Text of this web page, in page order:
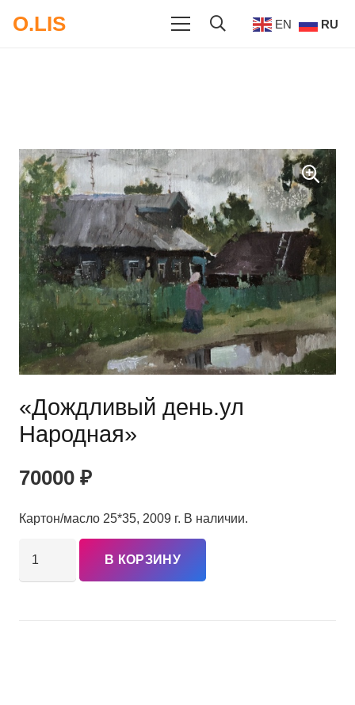
O.LIS EN RU
«Дождливый день.ул
Народная»
70000 ₽
Картон/масло 25*35, 2009 г. В наличии.
В КОРЗИНУ